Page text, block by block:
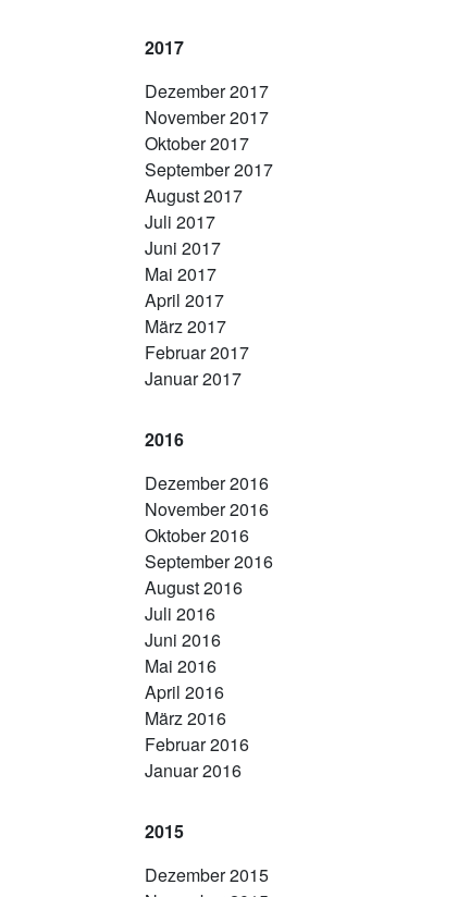
2017
Dezember 2017
November 2017
Oktober 2017
September 2017
August 2017
Juli 2017
Juni 2017
Mai 2017
April 2017
März 2017
Februar 2017
Januar 2017
2016
Dezember 2016
November 2016
Oktober 2016
September 2016
August 2016
Juli 2016
Juni 2016
Mai 2016
April 2016
März 2016
Februar 2016
Januar 2016
2015
Dezember 2015